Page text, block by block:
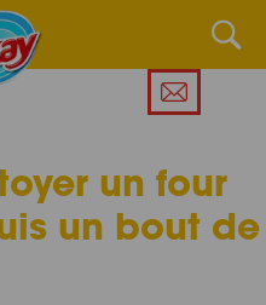
un four
un bout de